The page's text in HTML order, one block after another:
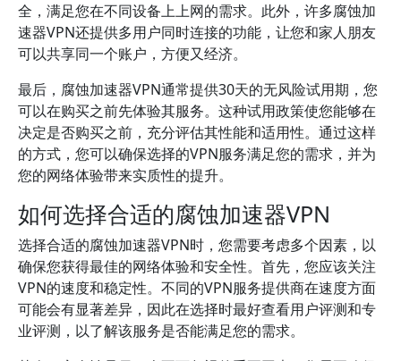
全，满足您在不同设备上上网的需求。此外，许多腐蚀加
速器VPN还提供多用户同时连接的功能，让您和家人朋友
可以共享同一个账户，方便又经济。
最后，腐蚀加速器VPN通常提供30天的无风险试用期，您
可以在购买之前先体验其服务。这种试用政策使您能够在
决定是否购买之前，充分评估其性能和适用性。通过这样
的方式，您可以确保选择的VPN服务满足您的需求，并为
您的网络体验带来实质性的提升。
如何选择合适的腐蚀加速器VPN
选择合适的腐蚀加速器VPN时，您需要考虑多个因素，以
确保您获得最佳的网络体验和安全性。首先，您应该关注
VPN的速度和稳定性。不同的VPN服务提供商在速度方面
可能会有显著差异，因此在选择时最好查看用户评测和专
业评测，以了解该服务是否能满足您的需求。